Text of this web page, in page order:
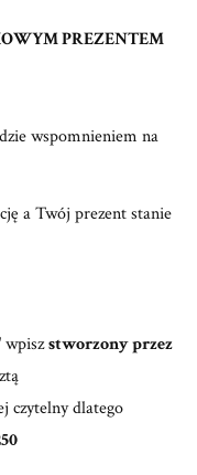
PREZENTEM
wspomnieniem na
a Twój prezent stanie
wpiszstworzony przez
czytelny dlatego